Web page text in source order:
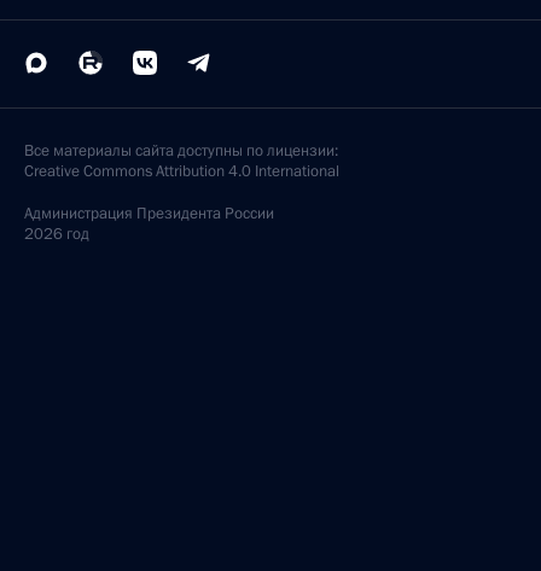
Все материалы сайта доступны по лицензии:
Creative Commons Attribution 4.0 International
Администрация Президента России
2026 год